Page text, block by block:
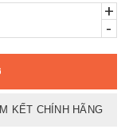
+
-
KẾT CHÍNH HÃNG